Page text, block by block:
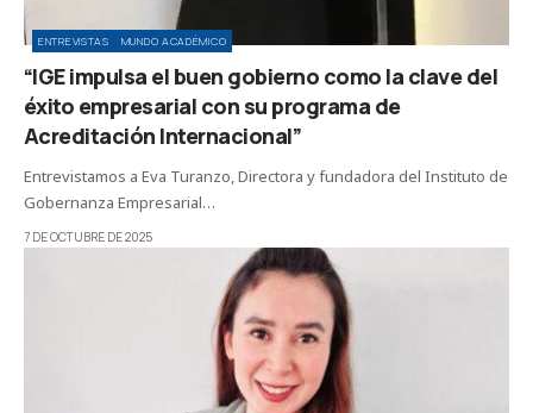
ENTREVISTAS MUNDO ACADÉMICO
“IGE impulsa el buen gobierno como la clave del
éxito empresarial con su programa de
Acreditación Internacional”
Entrevistamos a Eva Turanzo, Directora y fundadora del Instituto de
Gobernanza Empresarial…
7 DE OCTUBRE DE 2025